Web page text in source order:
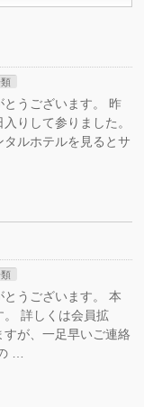
うございます。 昨
りして参りました。
ルホテルを見るとサ
うございます。 本
。 詳しくは会員拡
が、一足早いご連絡
…